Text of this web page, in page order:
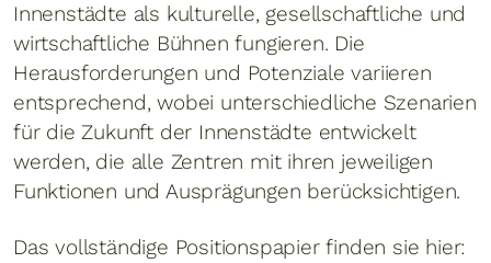
Innenstädte als kulturelle, gesellschaftliche und
wirtschaftliche Bühnen fungieren. Die
Herausforderungen und Potenziale variieren
entsprechend, wobei unterschiedliche Szenarien
für die Zukunft der Innenstädte entwickelt
werden, die alle Zentren mit ihren jeweiligen
Funktionen und Ausprägungen berücksichtigen.
Das vollständige Positionspapier finden sie hier: